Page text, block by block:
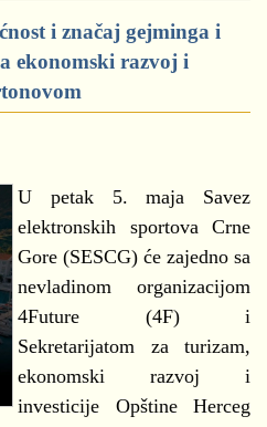
i značaj gejminga i
ekonomski razvoj i
U petak 5. maja Savez
elektronskih sportova Crne
Gore (SESCG) će zajedno sa
nevladinom organizacijom
4Future (4F) i
Sekretarijatom za turizam,
ekonomski razvoj i
investicije Opštine Herceg